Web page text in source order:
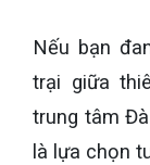
Nếu bạn
trại giữa
trung tâm
là lựa chọn